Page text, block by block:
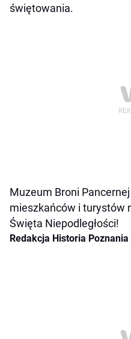
świętowania.
Muzeum Broni
mieszkańców i turystów
Święta Niepodległości!
Redakcja Historia Poznania